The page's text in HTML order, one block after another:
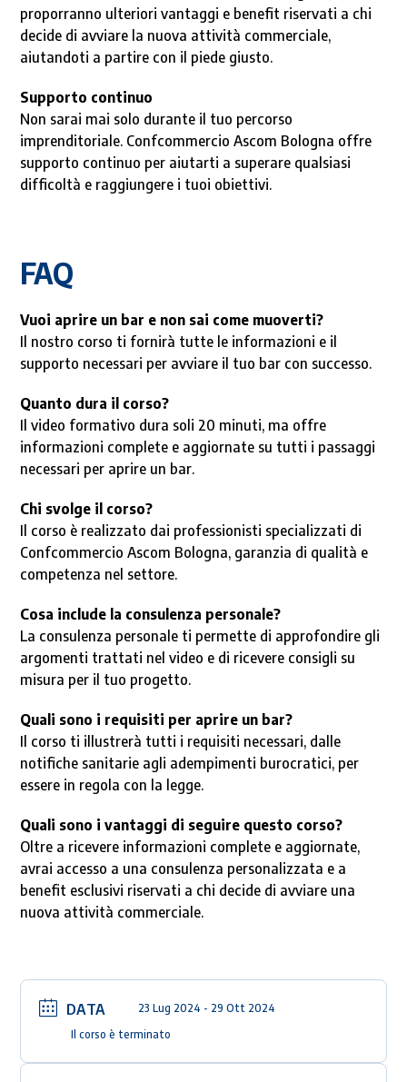
proporranno ulteriori vantaggi e benefit riservati a chi
decide di avviare la nuova attività commerciale,
aiutandoti a partire con il piede giusto.
Supporto continuo
Non sarai mai solo durante il tuo percorso
imprenditoriale. Confcommercio Ascom Bologna offre
supporto continuo per aiutarti a superare qualsiasi
difficoltà e raggiungere i tuoi obiettivi.
FAQ
Vuoi aprire un bar e non sai come muoverti?
Il nostro corso ti fornirà tutte le informazioni e il
supporto necessari per avviare il tuo bar con successo.
Quanto dura il corso?
Il video formativo dura soli 20 minuti, ma offre
informazioni complete e aggiornate su tutti i passaggi
necessari per aprire un bar.
Chi svolge il corso?
Il corso è realizzato dai professionisti specializzati di
Confcommercio Ascom Bologna, garanzia di qualità e
competenza nel settore.
Cosa include la consulenza personale?
La consulenza personale ti permette di approfondire gli
argomenti trattati nel video e di ricevere consigli su
misura per il tuo progetto.
Quali sono i requisiti per aprire un bar?
Il corso ti illustrerà tutti i requisiti necessari, dalle
notifiche sanitarie agli adempimenti burocratici, per
essere in regola con la legge.
Quali sono i vantaggi di seguire questo corso?
Oltre a ricevere informazioni complete e aggiornate,
avrai accesso a una consulenza personalizzata e a
benefit esclusivi riservati a chi decide di avviare una
nuova attività commerciale.
DATA 23 Lug 2024 - 29 Ott 2024
Il corso è terminato